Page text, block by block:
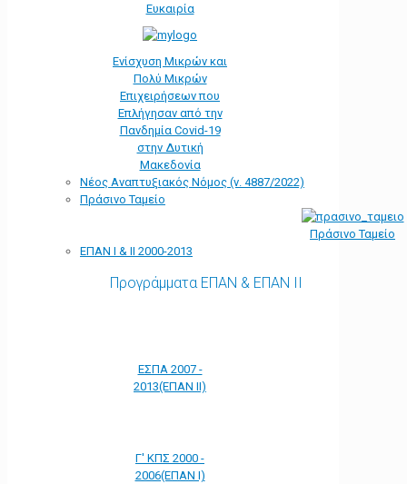
Ευκαιρία
Ενίσχυση Μικρών και
Πολύ Μικρών
Επιχειρήσεων που
Επλήγησαν από την
Πανδημία Covid-19
στην Δυτική
Μακεδονία
Νέος Αναπτυξιακός Νόμος (ν. 4887/2022)
Πράσινο Ταμείο
Πράσινο Ταμείο
ΕΠΑΝ Ι & ΙΙ 2000-2013
Προγράμματα ΕΠΑΝ & ΕΠΑΝ ΙΙ
ΕΣΠΑ 2007 -
2013(ΕΠΑΝ ΙΙ)
Γ' ΚΠΣ 2000 -
2006(ΕΠΑΝ Ι)